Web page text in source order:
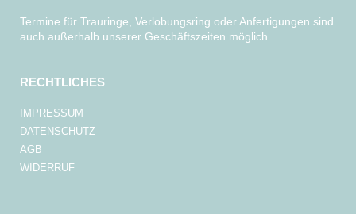
Termine für Trauringe, Verlobungsring oder Anfertigungen sind
auch außerhalb unserer Geschäftszeiten möglich.
RECHTLICHES
IMPRESSUM
DATENSCHUTZ
AGB
WIDERRUF